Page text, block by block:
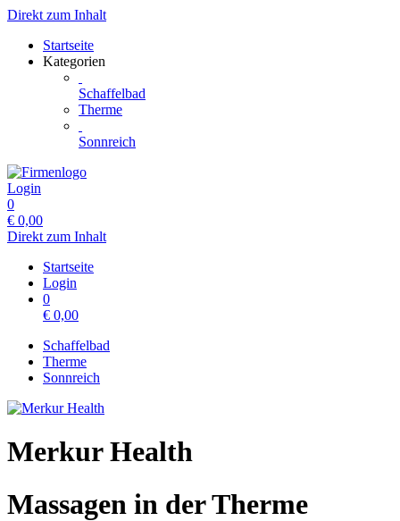
Direkt zum Inhalt
Startseite
Kategorien
Schaffelbad
Therme
Sonnreich
Login
0
€ 0,00
Direkt zum Inhalt
Startseite
Login
0
€ 0,00
Schaffelbad
Therme
Sonnreich
Merkur Health
Massagen in der Therme